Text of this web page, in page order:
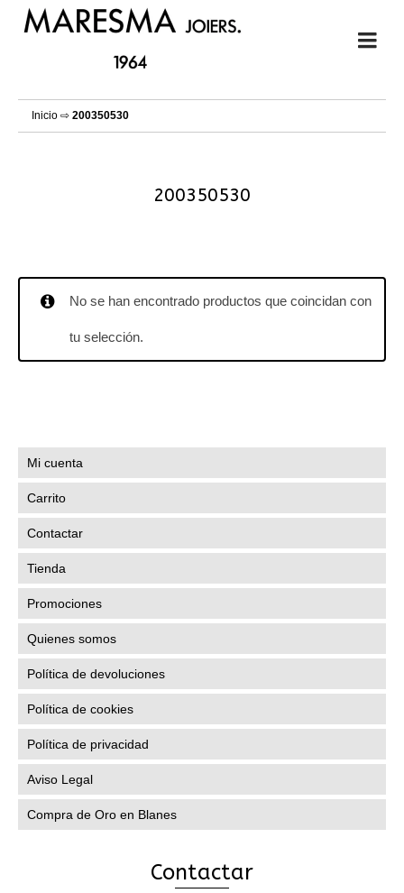
Inicio ⇨ 200350530
200350530
No se han encontrado productos que coincidan con
tu selección.
Mi cuenta
Carrito
Contactar
Tienda
Promociones
Quienes somos
Política de devoluciones
Política de cookies
Política de privacidad
Aviso Legal
Compra de Oro en Blanes
Contactar